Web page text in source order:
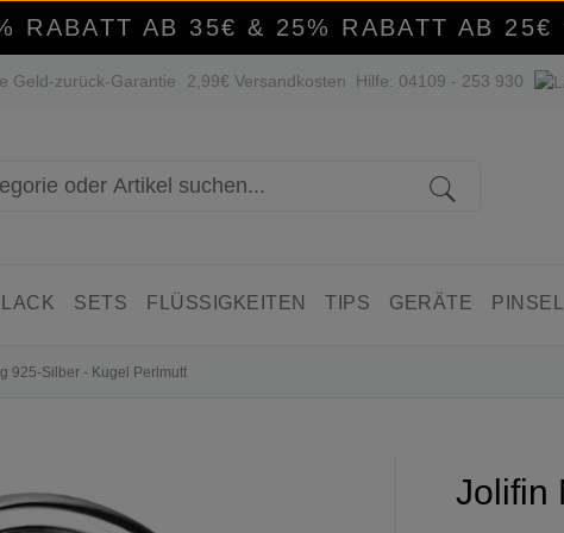
RABATT AB 35€ & 25% RABATT AB 25€
Geld-zurück-Garantie 2,99€ Versandkosten Hilfe: 04109 - 253 930
SETS FLÜSSIGKEITEN TIPS GERÄTE PINSEL
925-Silber - Kugel Perlmutt
Jolifin